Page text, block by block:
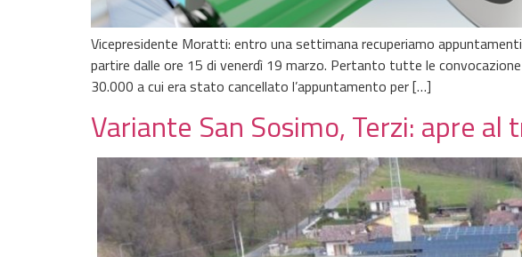
Vicepresidente Moratti: entro una settimana recuperiamo
partire dalle ore 15 di venerdì 19 marzo. Pertanto tutte le
30.000 a cui era stato cancellato l’appuntamento per […]
Variante San Sosimo, Terzi: apre